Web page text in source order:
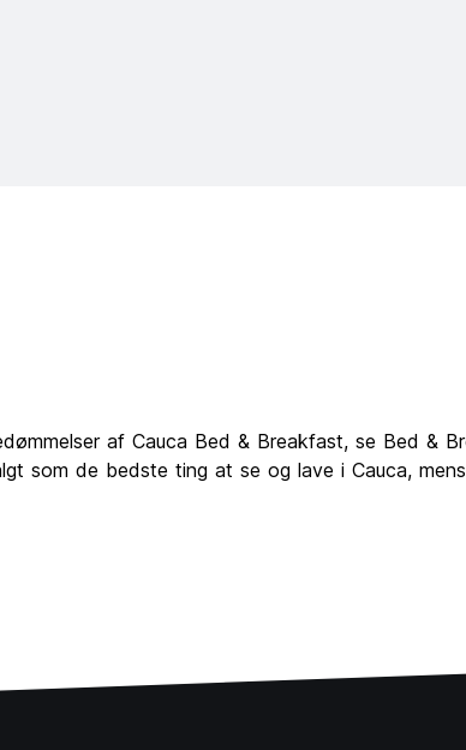
af Cauca Bed & Breakfast, se Bed &
som de bedste ting at se og lave i Cauca,